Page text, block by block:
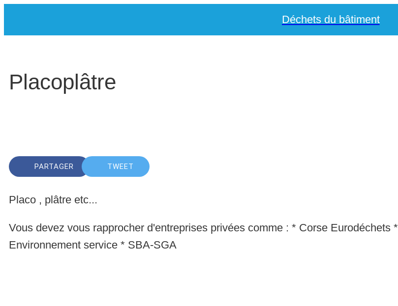
Déchets du bâtiment
Placoplâtre
PARTAGER TWEET
Placo , plâtre etc...
Vous devez vous rapprocher d'entreprises privées comme : * Corse Eurodéchets *
Environnement service * SBA-SGA